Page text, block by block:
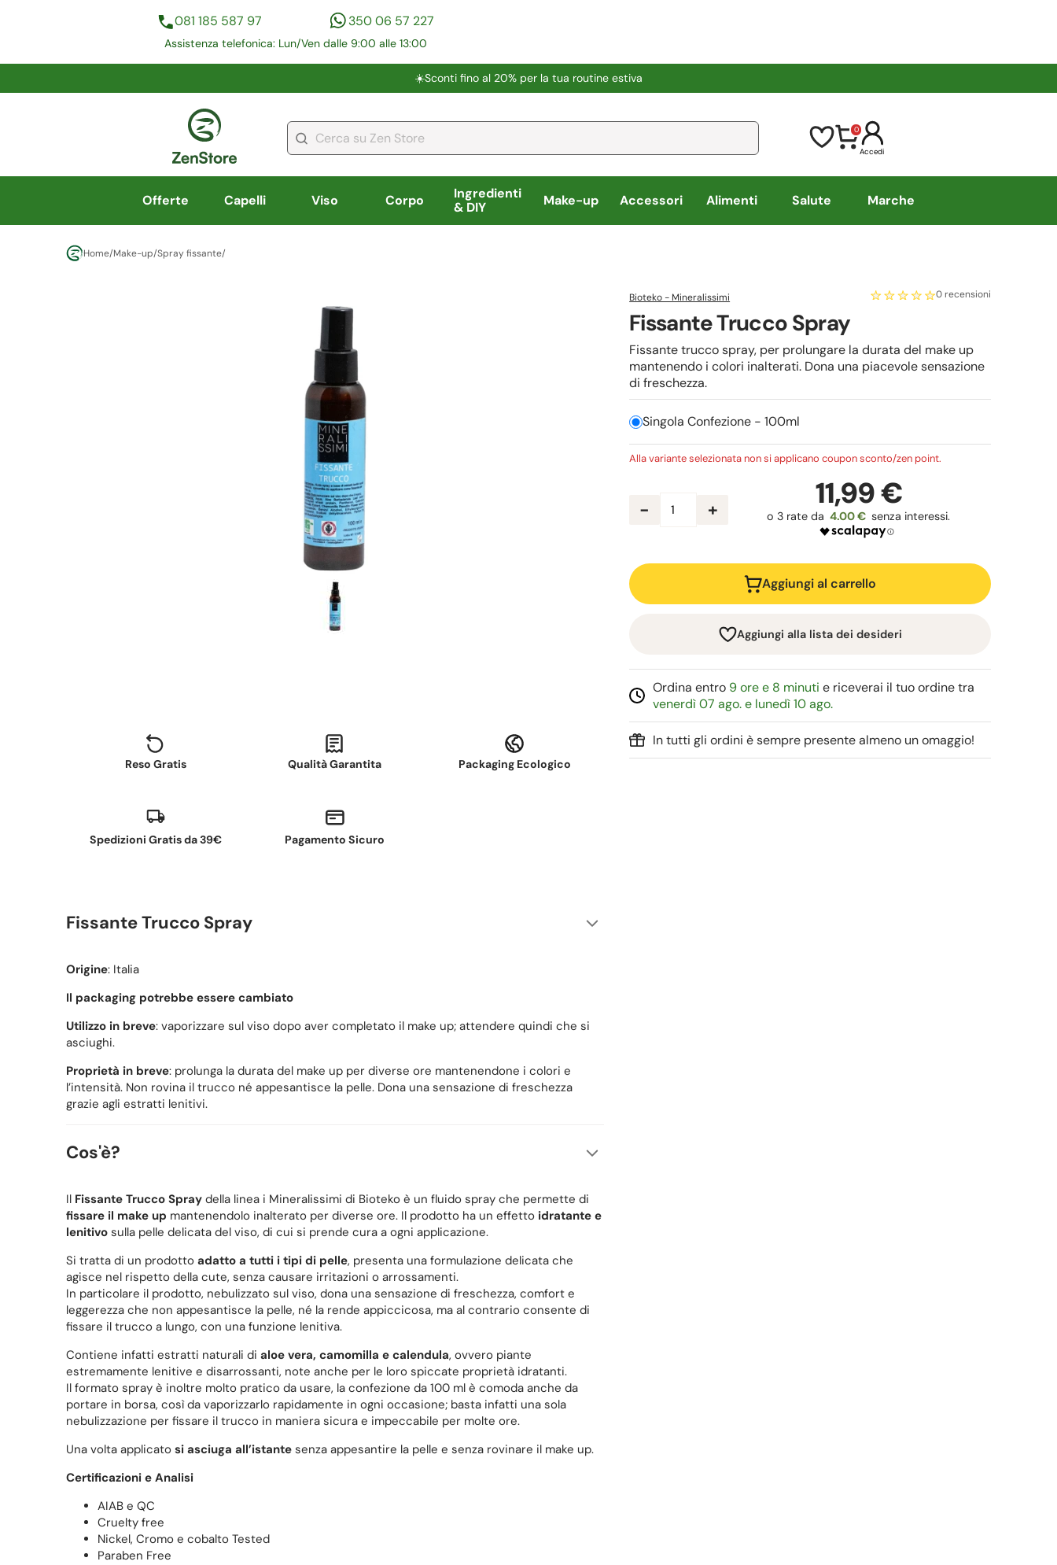
081 185 587 97 350 06 57 227
Assistenza telefonica: Lun/Ven dalle 9:00 alle 13:00
☀️​Sconti fino al 20% per la tua routine estiva
0
Accedi
Offerte Capelli Viso Corpo
Ingredienti
& DIY
Make-up Accessori Alimenti Salute Marche
Home/Make-up/Spray fissante/
Bioteko - Mineralissimi 0 recensioni
Fissante Trucco Spray
Fissante trucco spray, per prolungare la durata del make up
mantenendo i colori inalterati. Dona una piacevole sensazione
di freschezza.
Singola Confezione - 100ml
Alla variante selezionata non si applicano coupon sconto/zen point.
- + 11,99 €
4.00 €
Aggiungi al carrello
Aggiungi alla lista dei desideri
Ordina entro 9 ore e 8 minuti e riceverai il tuo ordine tra
venerdì 07 ago. e lunedì 10 ago.
In tutti gli ordini è sempre presente almeno un omaggio!
Reso Gratis Qualità Garantita Packaging Ecologico
Spedizioni Gratis da 39€ Pagamento Sicuro
Fissante Trucco Spray
Origine: Italia
Il packaging potrebbe essere cambiato
Utilizzo in breve: vaporizzare sul viso dopo aver completato il make up; attendere quindi che si
asciughi.
Proprietà in breve: prolunga la durata del make up per diverse ore mantenendone i colori e
l’intensità. Non rovina il trucco né appesantisce la pelle. Dona una sensazione di freschezza
grazie agli estratti lenitivi.
Cos'è?
Il Fissante Trucco Spraydella linea i Mineralissimi di Bioteko è un fluido spray che permette di
fissare il make up mantenendolo inalterato per diverse ore. Il prodotto ha un effetto idratante e
lenitivosulla pelle delicata del viso, di cui si prende cura a ogni applicazione.
Si tratta di un prodotto adatto a tutti i tipi di pelle, presenta una formulazione delicata che
agisce nel rispetto della cute, senza causare irritazioni o arrossamenti.
In particolare il prodotto, nebulizzato sul viso, dona una sensazione di freschezza, comfort e
leggerezza che non appesantisce la pelle, né la rende appiccicosa, ma al contrario consente di
fissare il trucco a lungo, con una funzione lenitiva.
Contiene infatti estratti naturali di aloe vera, camomilla e calendula, ovvero piante
estremamente lenitive e disarrossanti, note anche per le loro spiccate proprietà idratanti.
Il formato spray è inoltre molto pratico da usare, la confezione da 100 ml è comoda anche da
portare in borsa, così da vaporizzarlo rapidamente in ogni occasione; basta infatti una sola
nebulizzazione per fissare il trucco in maniera sicura e impeccabile per molte ore.
Una volta applicato si asciuga all’istantesenza appesantire la pelle e senza rovinare il make up.
Certificazioni e Analisi
AIAB e QC
Cruelty free
Nickel, Cromo e cobalto Tested
Paraben Free